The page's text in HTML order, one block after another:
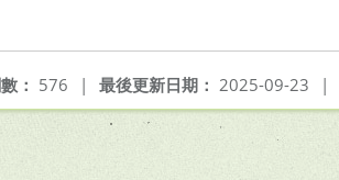
最後更新日期： 2025-09-23 |
： 576 |